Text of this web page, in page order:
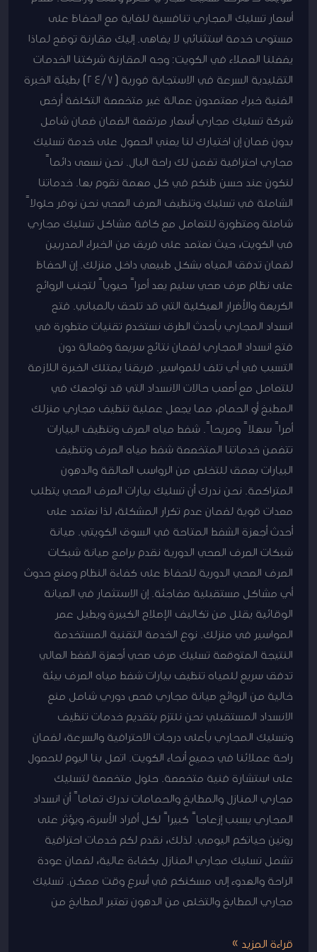
أسعار تسليك المجاري تنافسية للغاية مع الحفاظ على
مستوى خدمة استثنائي لا يضاهى. إليك مقارنة توضح لماذا
يفضلنا العملاء في الكويت: وجه المقارنة شركتنا الخدمات
التقليدية السرعة في الاستجابة فورية (24/7) بطيئة الخبرة
الفنية خبراء معتمدون عمالة غير متخصصة التكلفة أرخص
شركة تسليك مجاري أسعار مرتفعة الضمان ضمان شامل
بدون ضمان إن اختيارك لنا يعني الحصول على خدمة تسليك
مجاري احترافية تضمن لك راحة البال. نحن نسعى دائماً
لنكون عند حسن ظنكم في كل مهمة نقوم بها. خدماتنا
الشاملة في تسليك وتنظيف الصرف الصحي نحن نوفر حلولاً
شاملة ومتطورة للتعامل مع كافة مشاكل تسليك مجاري
في الكويت، حيث نعتمد على فريق من الخبراء المدربين
لضمان تدفق المياه بشكل طبيعي داخل منزلك. إن الحفاظ
على نظام صرف صحي سليم يعد أمراً حيوياً لتجنب الروائح
الكريهة والأضرار الهيكلية التي قد تلحق بالمباني. فتح
انسداد المجاري بأحدث الطرق نستخدم تقنيات متطورة في
فتح انسداد المجاري لضمان نتائج سريعة وفعالة دون
التسبب في أي تلف للمواسير. فريقنا يمتلك الخبرة اللازمة
للتعامل مع أصعب حالات الانسداد التي قد تواجهك في
المطبخ أو الحمام، مما يجعل عملية تنظيف مجاري منزلك
أمراً سهلاً ومريحاً. شفط مياه الصرف وتنظيف البيارات
تتضمن خدماتنا المتخصصة شفط مياه الصرف وتنظيف
البيارات بعمق للتخلص من الرواسب العالقة والدهون
المتراكمة. نحن ندرك أن تسليك بيارات الصرف الصحي يتطلب
معدات قوية لضمان عدم تكرار المشكلة، لذا نعتمد على
أحدث أجهزة الشفط المتاحة في السوق الكويتي. صيانة
شبكات الصرف الصحي الدورية نقدم برامج صيانة شبكات
الصرف الصحي الدورية للحفاظ على كفاءة النظام ومنع حدوث
أي مشاكل مستقبلية مفاجئة. إن الاستثمار في الصيانة
الوقائية يقلل من تكاليف الإصلاح الكبيرة ويطيل عمر
المواسير في منزلك. نوع الخدمة التقنية المستخدمة
النتيجة المتوقعة تسليك صرف صحي أجهزة الضغط العالي
تدفق سريع للمياه تنظيف بيارات شفط مياه الصرف بيئة
خالية من الروائح صيانة مجاري فحص دوري شامل منع
الانسداد المستقبلي نحن نلتزم بتقديم خدمات تنظيف
وتسليك المجاري بأعلى درجات الاحترافية والسرعة، لضمان
راحة عملائنا في جميع أنحاء الكويت. اتصل بنا اليوم للحصول
على استشارة فنية متخصصة. حلول متخصصة لتسليك
مجاري المنازل والمطابخ والحمامات ندرك تماماً أن انسداد
المجاري يسبب إزعاجاً كبيراً لكل أفراد الأسرة، ويؤثر على
روتين حياتكم اليومي. لذلك، نقدم لكم خدمات احترافية
تشمل تسليك مجاري المنازل بكفاءة عالية، لضمان عودة
الراحة والهدوء إلى مسكنكم في أسرع وقت ممكن. تسليك
مجاري المطابخ والتخلص من الدهون تعتبر المطابخ من
قراءة المزيد »